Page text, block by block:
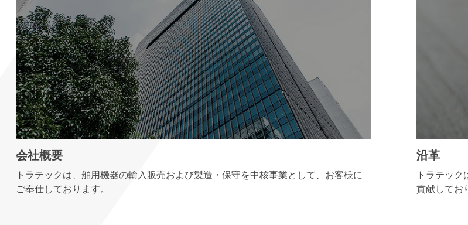
会社概要
トラテックは、舶用機器の輸入販売および製造・保守を中核事業として、お客様に
ご奉仕しております。
沿革
トラテッ
貢献してお